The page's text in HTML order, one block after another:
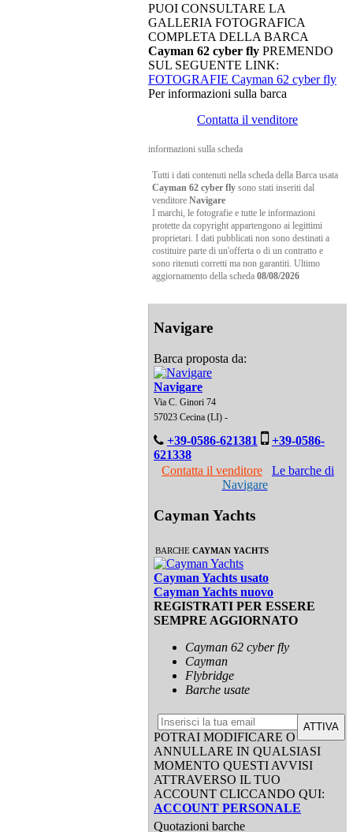
PUOI CONSULTARE LA
GALLERIA FOTOGRAFICA
COMPLETA DELLA BARCA
Cayman 62 cyber fly PREMENDO
SUL SEGUENTE LINK:
FOTOGRAFIE Cayman 62 cyber fly
Per informazioni sulla barca
Contatta il venditore
informazioni sulla scheda
Tutti i dati contenuti nella scheda della Barca usata
Cayman 62 cyber fly sono stati inseriti dal
venditore Navigare
I marchi, le fotografie e tutte le informazioni
protette da copyright appartengono ai legittimi
proprietari. I dati pubblicati non sono destinati a
costituire parte di un'offerta o di un contratto e
sono ritenuti corretti ma non garantiti. Ultimo
aggiornamento della scheda 08/08/2026
Navigare
Barca proposta da:
Navigare
Via C. Ginori 74
57023 Cecina (LI) -
+39-0586-621381
+39-0586-
621338
Contatta il venditore
Le barche di
Navigare
Cayman Yachts
BARCHE CAYMAN YACHTS
Cayman Yachts usato
Cayman Yachts nuovo
REGISTRATI PER ESSERE
SEMPRE AGGIORNATO
Cayman 62 cyber fly
Cayman
Flybridge
Barche usate
ATTIVA
POTRAI MODIFICARE O
ANNULLARE IN QUALSIASI
MOMENTO QUESTI AVVISI
ATTRAVERSO IL TUO
ACCOUNT CLICCANDO QUI:
ACCOUNT PERSONALE
Quotazioni barche